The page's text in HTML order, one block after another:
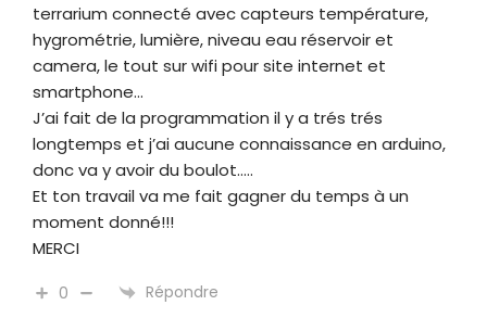
terrarium connecté avec capteurs température,
hygrométrie, lumière, niveau eau réservoir et
camera, le tout sur wifi pour site internet et
smartphone…
J’ai fait de la programmation il y a trés trés
longtemps et j’ai aucune connaissance en arduino,
donc va y avoir du boulot…..
Et ton travail va me fait gagner du temps à un
moment donné!!!
MERCI
0 Répondre